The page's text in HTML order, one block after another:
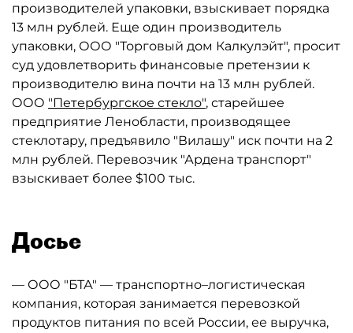
производителей упаковки, взыскивает порядка
13 млн рублей. Еще один производитель
упаковки, ООО "Торговый дом Калкулэйт", просит
суд удовлетворить финансовые претензии к
производителю вина почти на 13 млн рублей.
ООО "Петербургское стекло", старейшее
предприятие Ленобласти, производящее
стеклотару, предъявило "Вилашу" иск почти на 2
млн рублей. Перевозчик "Ардена транспорт"
взыскивает более $100 тыс.
Досье
— ООО "БТА" — транспортно–логистическая
компания, которая занимается перевозкой
продуктов питания по всей России, ее выручка,